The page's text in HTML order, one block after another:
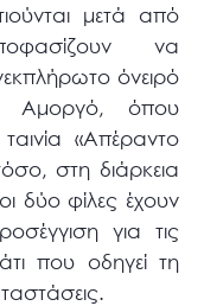
μετά από
να
όνειρό
Αμοργό, όπου
«Απέραντο
στη διάρκεια
δύο φίλες έχουν
για τις
που οδηγεί τη